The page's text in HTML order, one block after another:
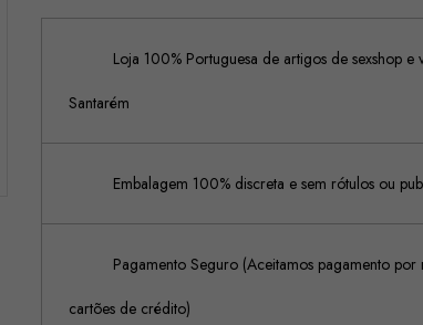
Loja 100% Portuguesa de artigos de sexshop
Santarém
Embalagem 100% discreta e sem rótulos ou
Pagamento Seguro (Aceitamos pagamento
cartões de crédito)